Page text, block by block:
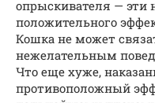
опрыскивателя — эти
положительного
Кошка не может
нежелательным
Что еще хуже,
противоположный